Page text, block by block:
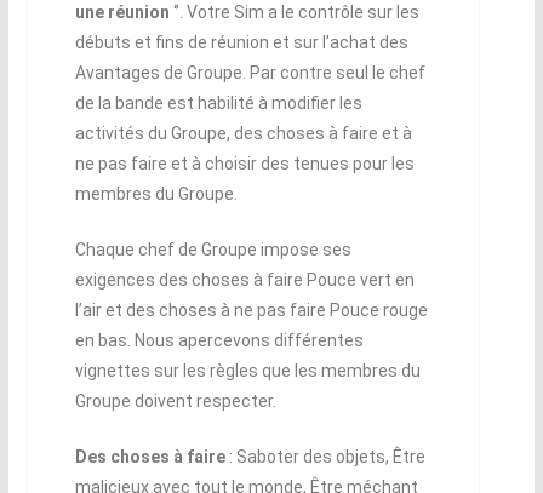
une réunion ‘’. Votre Sim a le contrôle sur les
débuts et fins de réunion et sur l’achat des
Avantages de Groupe. Par contre seul le chef
de la bande est habilité à modifier les
activités du Groupe, des choses à faire et à
ne pas faire et à choisir des tenues pour les
membres du Groupe.
Chaque chef de Groupe impose ses
exigences des choses à faire Pouce vert en
l’air et des choses à ne pas faire Pouce rouge
en bas. Nous apercevons différentes
vignettes sur les règles que les membres du
Groupe doivent respecter.
Des choses à faire: Saboter des objets, Être
malicieux avec tout le monde, Être méchant